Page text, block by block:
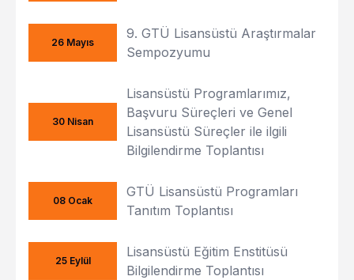
26 Mayıs
9. GTÜ Lisansüstü Araştırmalar
Sempozyumu
30 Nisan
Lisansüstü Programlarımız,
Başvuru Süreçleri ve Genel
Lisansüstü Süreçler ile ilgili
Bilgilendirme Toplantısı
08 Ocak
GTÜ Lisansüstü Programları
Tanıtım Toplantısı
25 Eylül
Lisansüstü Eğitim Enstitüsü
Bilgilendirme Toplantısı